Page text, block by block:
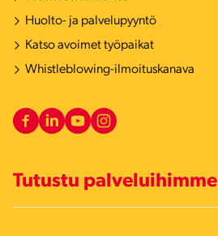
Huolto- ja palvelupyyntö
Katso avoimet työpaikat
Whistleblowing-ilmoituskanava
Tutustu palveluihimme